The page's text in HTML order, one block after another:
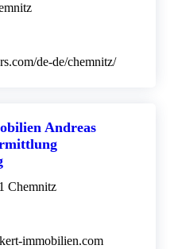
de-de/chemnitz/
Andreas
Chemnitz
immobilien.com